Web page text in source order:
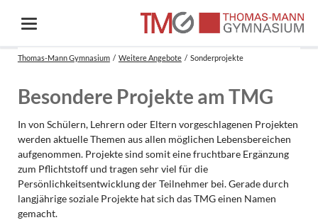
Thomas-Mann Gymnasium Weitere Angebote Sonderprojekte
Besondere Projekte am TMG
In von Schülern, Lehrern oder Eltern vorgeschlagenen Projekten
werden aktuelle Themen aus allen möglichen Lebensbereichen
aufgenommen. Projekte sind somit eine fruchtbare Ergänzung
zum Pflichtstoff und tragen sehr viel für die
Persönlichkeitsentwicklung der Teilnehmer bei. Gerade durch
langjährige soziale Projekte hat sich das TMG einen Namen
gemacht.